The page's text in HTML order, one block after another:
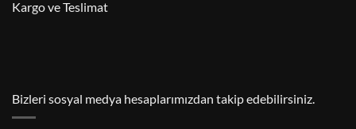
Kargo ve Teslimat
Bizleri sosyal medya hesaplarımızdan takip edebilirsiniz.